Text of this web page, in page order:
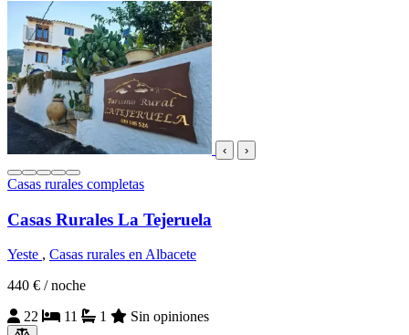
‹ ›
Casas rurales completas
Casas Rurales La Tejeruela
Yeste , Casas rurales en Albacete
440 € / noche
22
11 1 Sin opiniones